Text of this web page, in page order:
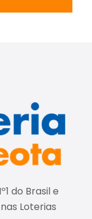
do Brasil e
Loterias